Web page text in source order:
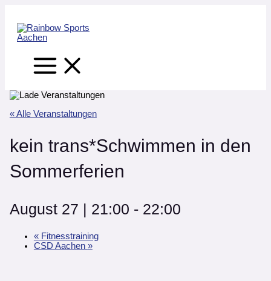
springen
« Alle Veranstaltungen
kein trans*Schwimmen in den
Sommerferien
August 27 | 21:00 - 22:00
«Fitnesstraining
CSD Aachen »